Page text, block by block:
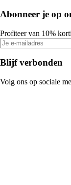
Abonneer je op
Profiteer van 10%
Blijf verbonden
Volg ons op sociale